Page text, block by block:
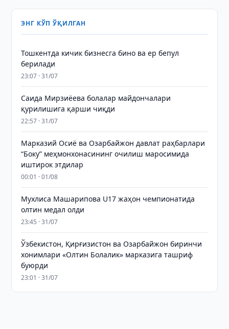
ЭНГ КЎП ЎҚИЛГАН
Тошкентда кичик бизнесга бино ва ер бепул
берилади
23:07 · 31/07
Саида Мирзиёева болалар майдончалари
қурилишига қарши чиқди
22:57 · 31/07
Марказий Осиё ва Озарбайжон давлат раҳбарлари
“Боку” меҳмонхонасининг очилиш маросимида
иштирок этдилар
00:01 · 01/08
Мухлиса Машарипова U17 жаҳон чемпионатида
олтин медал олди
23:45 · 31/07
Ўзбекистон, Қирғизистон ва Озарбайжон биринчи
хонимлари «Олтин Болалик» марказига ташриф
буюрди
23:01 · 31/07